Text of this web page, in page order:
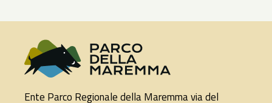
Ente Parco Regionale della Maremma via del